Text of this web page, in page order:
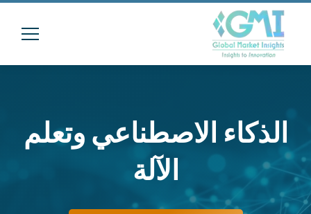
الذكاء الاصطناعي وتعلم
الآلة